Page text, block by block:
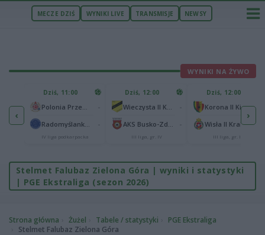
MECZE DZIŚ WYNIKI LIVE TRANSMISJE NEWSY
WYNIKI NA ŻYWO
‹
1
1
Dziś, 11:00
IV liga podkarpacka
Dziś, 12:00
III liga, gr. IV
Dziś, 12:00
Korona II Kielce
Wisła II Kraków
III liga, gr. IV
›
Stelmet Falubaz Zielona Góra | wyniki i statystyki
| PGE Ekstraliga (sezon 2026)
Strona główna Żużel Tabele / statystyki
PGE Ekstraliga
Stelmet Falubaz Zielona Góra